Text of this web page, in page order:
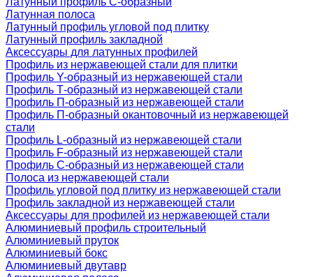
Латунная полоса
Латунный профиль угловой под плитку
Латунный профиль закладной
Аксессуары для латунных профилей
Профиль из нержавеющей стали для плитки
Профиль Y-образный из нержавеющей стали
Профиль Т-образный из нержавеющей стали
Профиль П-образный из нержавеющей стали
Профиль П-образный окантовочный из нержавеющей
стали
Профиль L-образный из нержавеющей стали
Профиль F-образный из нержавеющей стали
Профиль C-образный из нержавеющей стали
Полоса из нержавеющей стали
Профиль угловой под плитку из нержавеющей стали
Профиль закладной из нержавеющей стали
Аксессуары для профилей из нержавеющей стали
Алюминиевый профиль строительный
Алюминиевый пруток
Алюминиевый бокс
Алюминиевый двутавр